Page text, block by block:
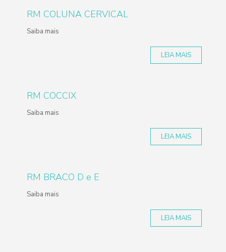
RM COLUNA CERVICAL
Saiba mais
LEIA MAIS
RM COCCIX
Saiba mais
LEIA MAIS
RM BRACO D e E
Saiba mais
LEIA MAIS